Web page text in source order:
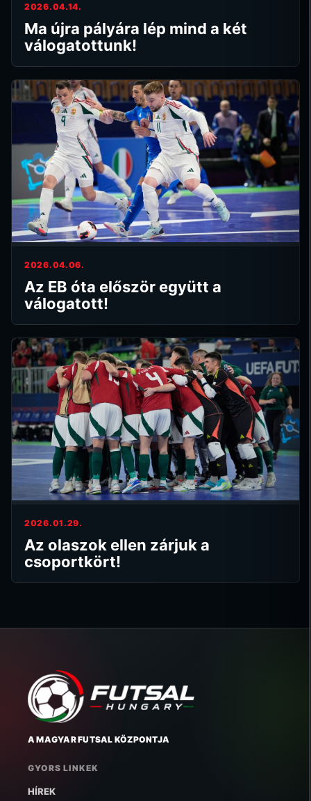
2026.04.14.
Ma újra pályára lép mind a két
válogatottunk!
2026.04.06.
Az EB óta először együtt a
válogatott!
2026.01.29.
Az olaszok ellen zárjuk a
csoportkört!
A MAGYAR FUTSAL KÖZPONTJA
GYORS LINKEK
HÍREK